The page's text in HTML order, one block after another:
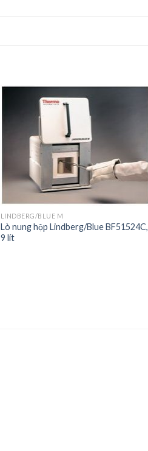
LINDBERG/BLUE M
Lò nung hộp Lindberg/Blue BF51524C,
9 lít